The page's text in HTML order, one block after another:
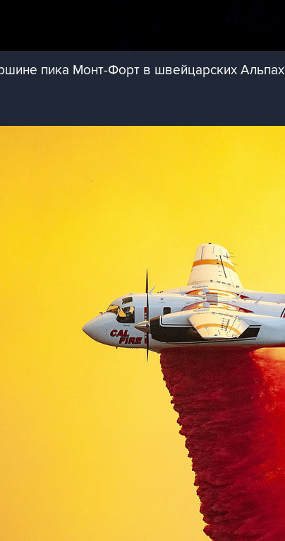
пика Монт-Форт в швейцарских Альпах